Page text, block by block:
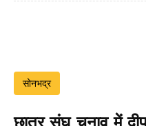
सोनभद्र